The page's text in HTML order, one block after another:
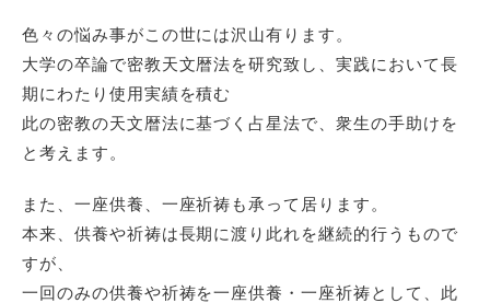
色々の悩み事がこの世には沢山有ります。
大学の卒論で密教天文暦法を研究致し、実践において長
期にわたり使用実績を積む
此の密教の天文暦法に基づく占星法で、衆生の手助けを
と考えます。
また、一座供養、一座祈祷も承って居ります。
本来、供養や祈祷は長期に渡り此れを継続的行うもので
すが、
一回のみの供養や祈祷を一座供養・一座祈祷として、此